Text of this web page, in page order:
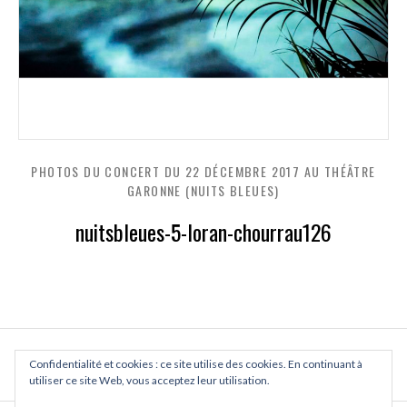
nuitsbleues-5-loran-chourrau126
PHOTOS DU CONCERT DU 22 DÉCEMBRE 2017 AU THÉÂTRE
GARONNE (NUITS BLEUES)
PREVIOUS NEXT
Confidentialité et cookies : ce site utilise des cookies. En continuant à
utiliser ce site Web, vous acceptez leur utilisation.